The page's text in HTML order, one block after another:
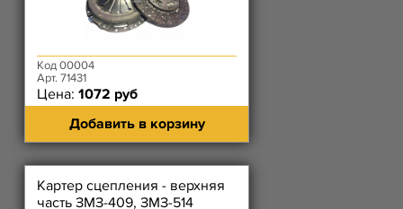
Код 00004
Арт. 71431
Цена: 1072 руб
Добавить в корзину
Картер сцепления - верхняя
часть ЗМЗ-409, ЗМЗ-514